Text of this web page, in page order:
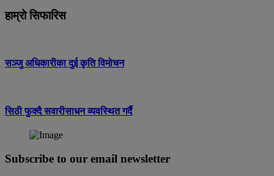
हाम्रो सिफारिस
सञ्जु अधिकारीका दुई कृति विमोचन
सिठी फुक्दै सवारीसाधन व्यवस्थित गर्दै
Subscribe to our email newsletter